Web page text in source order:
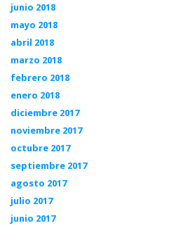
junio 2018
mayo 2018
abril 2018
marzo 2018
febrero 2018
enero 2018
diciembre 2017
noviembre 2017
octubre 2017
septiembre 2017
agosto 2017
julio 2017
junio 2017